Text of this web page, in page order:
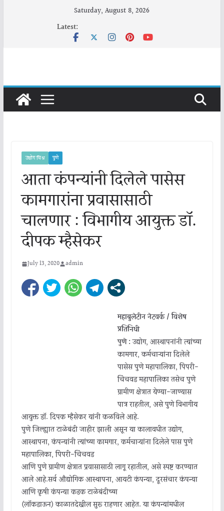
Saturday, August 8, 2026
Latest:
उद्योग विश्व पुणे
आता कंपन्यांनी दिलेले पासेस
कामगारांना प्रवासासाठी
चालणार : विभागीय आयुक्त डॉ.
दीपक म्हैसेकर
July 13, 2020 admin
महाबुलेटीन नेटवर्क / विशेष
प्रतिनिधी
पुणे :उद्योग, आस्थापनांनी त्यांच्या
कामगार, कर्मचाऱ्यांना दिलेले
पासेस पुणे महापालिका, पिंपरी-
चिंचवड महापालिका तसेच पुणे
ग्रामीण क्षेत्रात येण्या-जाण्यास
पात्र राहतील, असे पुणे विभागीय
आयुक्त डॉ. दिपक म्हैसेकर यांनी कळविले आहे.
पुणे जिल्ह्यात टाळेबंदी जाहीर झाली असून या कालावधीत उद्योग,
आस्थापना, कंपन्यांनी त्यांच्या कामगार, कर्मचाऱ्यांना दिलेले पास पुणे
महापालिका, पिंपरी-चिंचवड
आणि पुणे ग्रामीण क्षेत्रात प्रवासासाठी लागू रहातील, असे स्पष्ट करण्यात
आले आहे.सर्व औद्योगिक आस्थापना, आयटी कंपन्या, दूरसंचार कंपन्या
आणि कृषी कंपन्या कडक टाळेबंदीच्या
(लॉकडाऊन) काळातदेखील सुरू राहणार आहेत. या कंपन्यांमधील